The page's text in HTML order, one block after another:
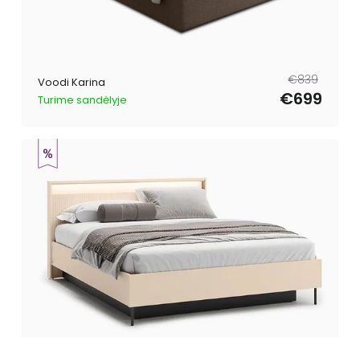
Voodi Karina
Turime sandėlyje
Tavahind
€839
Müügihind
€699